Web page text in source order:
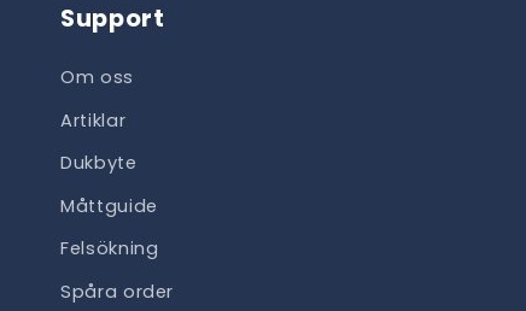
Support
Om oss
Artiklar
Dukbyte
Måttguide
Felsökning
Spåra order